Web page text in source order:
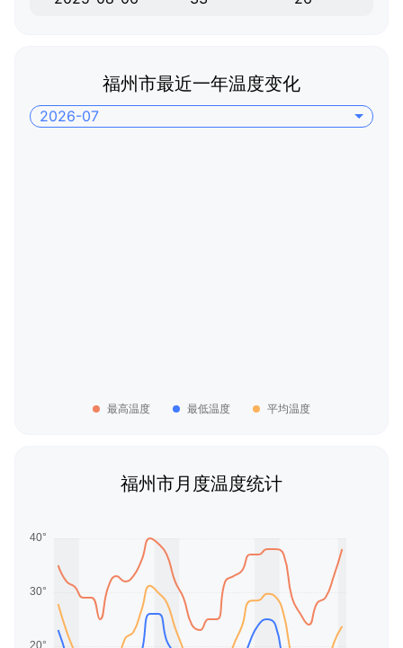
福州市最近一年温度变化
2026-07
最高温度 最低温度 平均温度
福州市月度温度统计